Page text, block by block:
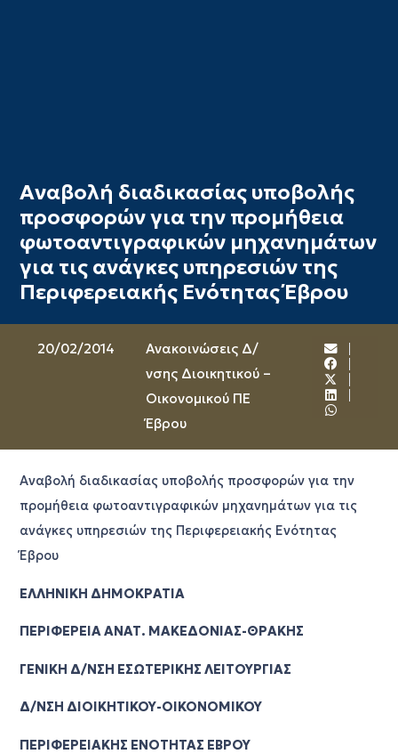
Αναβολή διαδικασίας υποβολής
προσφορών για την προμήθεια
φωτοαντιγραφικών μηχανημάτων
για τις ανάγκες υπηρεσιών της
Περιφερειακής Ενότητας Έβρου
20/02/2014
Ανακοινώσεις Δ/
νσης Διοικητικού –
Οικονομικού ΠΕ
Έβρου
Αναβολή διαδικασίας υποβολής προσφορών για την
προμήθεια φωτοαντιγραφικών μηχανημάτων για τις
ανάγκες υπηρεσιών της Περιφερειακής Ενότητας
Έβρου
ΕΛΛΗΝΙΚΗ ΔΗΜΟΚΡΑΤΙΑ
ΠΕΡΙΦΕΡΕΙΑ ΑΝΑΤ. ΜΑΚΕΔΟΝΙΑΣ-ΘΡΑΚΗΣ
ΓΕΝΙΚΗ Δ/ΝΣΗ ΕΣΩΤΕΡΙΚΗΣ ΛΕΙΤΟΥΡΓΙΑΣ
Δ/ΝΣΗ ΔΙΟΙΚΗΤΙΚΟΥ-ΟΙΚΟΝΟΜΙΚΟΥ
ΠΕΡΙΦΕΡΕΙΑΚΗΣ ΕΝΟΤΗΤΑΣ ΕΒΡΟΥ